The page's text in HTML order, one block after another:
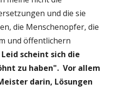
und die sie
die Menschenopfer, die
und öffentlichern
scheint sich die
zu haben". Vor allem
darin, Lösungen